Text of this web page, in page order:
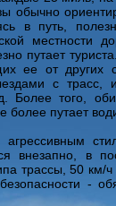
обычно
в путь,
местности
путает
ее от других
с трасс,
Более того,
путает
агрессивным
внезапно, в
трассы, 50 км/
-